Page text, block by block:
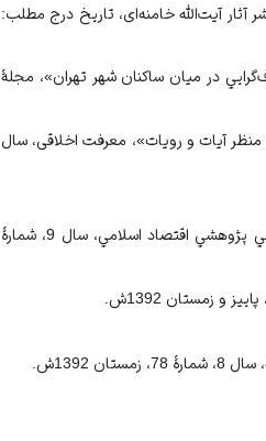
و نشر آثار آیت‌الله‌ خامنه‌ای.
آثار آیت‌الله‌ خامنه‌ای، تاریخ درج مطلب:
در ميان ساكنان شهر تهران»، مجلۀ
آیات و رویات»، معرفت اخلاقی، سال
سیدی‌نیا، سیداکبر، «مصرف و مصرف‌گرايي از منظر اسلام و جامعه‌شناسي اقتصادي»، فصلنامۀ علمي پژوهشي اقتصاد اسلامي، سال 9، شمارۀ